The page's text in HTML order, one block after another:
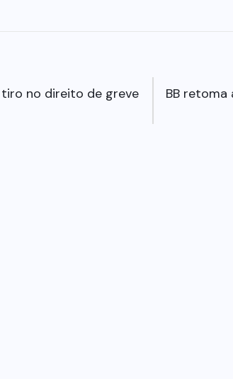
tiro no direito de greve BB retoma